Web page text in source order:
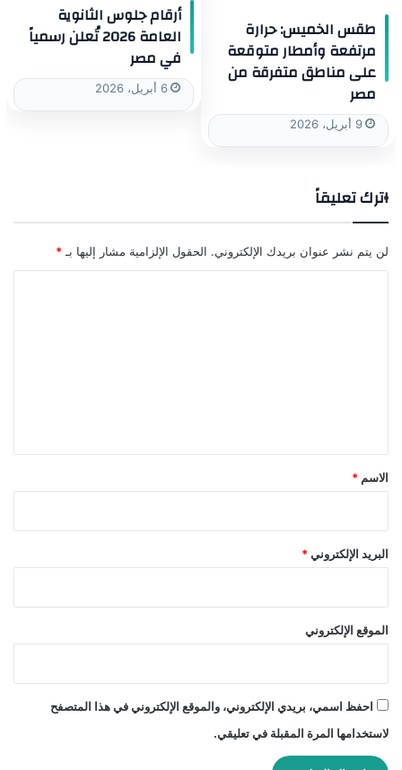
طقس الخميس: حرارة
مرتفعة وأمطار متوقعة
على مناطق متفرقة من
مصر
9 أبريل، 2026
أرقام جلوس الثانوية
العامة 2026 تُعلن رسمياً
في مصر
6 أبريل، 2026
اترك تعليقاً
لن يتم نشر عنوان بريدك الإلكتروني. الحقول الإلزامية مشار إليها بـ *
*
الاسم *
البريد الإلكتروني *
الموقع الإلكتروني
احفظ اسمي، بريدي الإلكتروني، والموقع الإلكتروني في هذا المتصفح
لاستخدامها المرة المقبلة في تعليقي.